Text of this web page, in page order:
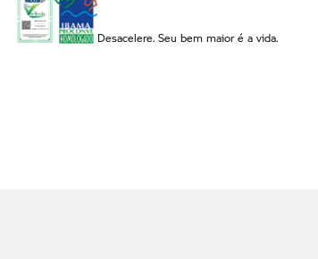
Desacelere. Seu bem maior é a vida.